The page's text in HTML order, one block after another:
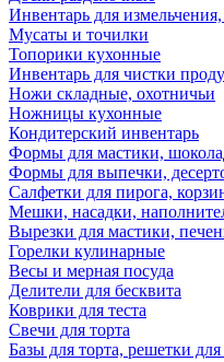
Инвентарь для
Мусаты и точилки
Топорики кухонные
Инвентарь для чистки
Ножи складные, охотничьи
Ножницы кухонные
Кондитерский инвентарь
Формы для мастики,
Формы для выпечки,
Салфетки для пирога,
Мешки, насадки,
Вырезки для мастики,
Горелки кулинарные
Весы и мерная посуда
Делители для бесквита
Коврики для теста
Свечи для торта
Базы для торта, решетки